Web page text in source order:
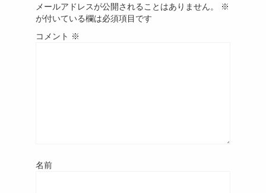
メールアドレスが公開されることはありません。
※
が付いている欄は必須項目です
コメント ※
名前